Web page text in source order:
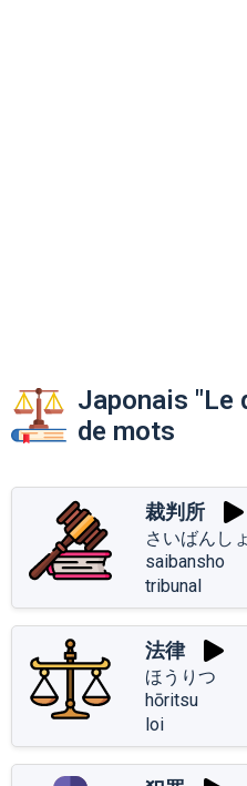
Japonais
de mots
裁判所
さいばんしょ
saibansho
tribunal
法律
ほうりつ
hōritsu
loi